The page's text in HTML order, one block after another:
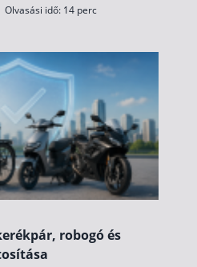
megtakarítás
kisokos 👶
hitel
Olvasási idő: 14 perc
robogó és